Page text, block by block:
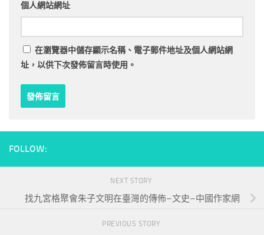
個人網站網址
在瀏覽器中儲存顯示名稱、電子郵件地址及個人網站網
址，以供下次發佈留言時使用。
FOLLOW:
NEXT STORY
找九宮格聚會朱子文明在臺灣的傳佈–文史–中國作家網
PREVIOUS STORY